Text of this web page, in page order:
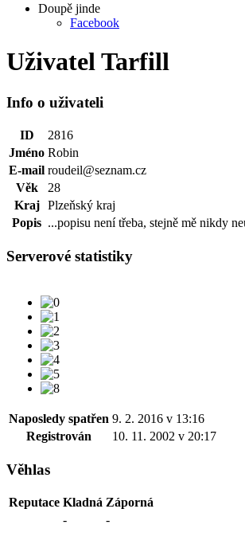
Doupě jinde
Facebook
Uživatel Tarfill
Info o uživateli
ID
2816
Jméno Robin
E-mail roudeil@seznam.cz
Věk
28
Kraj
Plzeňský kraj
Popis ...popisu není třeba, stejně mě nikdy
Serverové statistiky
Naposledy spatřen 9. 2. 2016 v 13:16
Registrován
10. 11. 2002 v 20:17
Věhlas
Reputace Kladná Záporná
-
-